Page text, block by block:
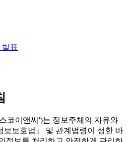
표
코이앤씨')는 정보주체의 자유와
보보호법』 및 관계법령이 정한 바